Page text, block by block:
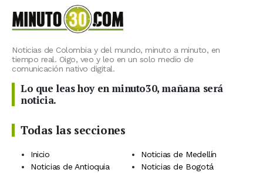
Noticias de Colombia y del mundo, minuto a minuto, en
tiempo real. Oigo, veo y leo en un solo medio de
comunicación nativo digital.
Lo que leas hoy en minuto30, mañana será
noticia.
Todas las secciones
Inicio
Noticias de Medellín
Noticias de Antioquia
Noticias de Bogotá